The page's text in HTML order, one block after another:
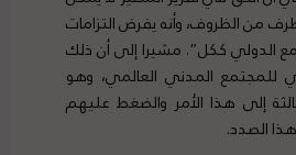
من الظروف، وأنه يفرض التزامات
الدولي ككل”. مشيرا إلى أن ذلك
للمجتمع المدني العالمي، وهو
إلى هذا الأمر والضغط عليهم
الصدد.